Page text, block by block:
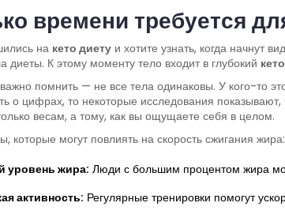
времени требуется
на кето диету и хотите узнать, когда начнут
диеты. К этому моменту тело входит в глубокий
помнить — не все тела одинаковы. У кого-то
о цифрах, то некоторые исследования показывают,
весам, а тому, как вы ощущаете себя в целом.
которые могут повлиять на скорость сжигания жира:
уровень жира: Люди с большим процентом жира
активность: Регулярные тренировки помогут